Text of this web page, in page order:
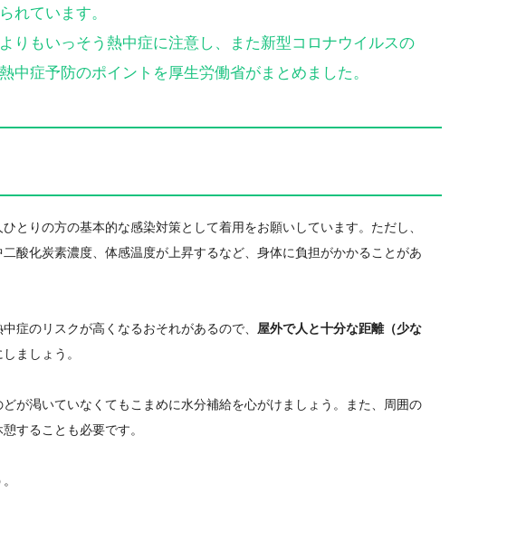
れています。
もいっそう熱中症に注意し、また新型コロナウイルスの
症予防のポイントを厚生労働省がまとめました。
とりの方の基本的な感染対策として着用をお願いしています。ただし、
酸化炭素濃度、体感温度が上昇するなど、身体に負担がかかることがあ
症のリスクが高くなるおそれがあるので、 屋外で人と十分な距離（少な
ましょう。
が渇いていなくてもこまめに水分補給を心がけましょう。また、周囲の
することも必要です。